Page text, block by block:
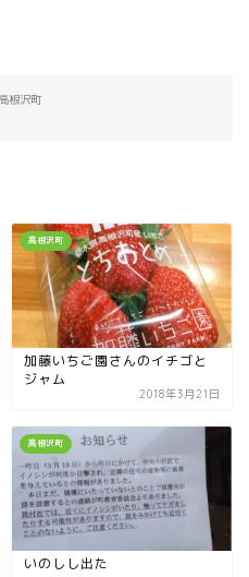
高根沢町
高根沢町
加藤いちご園さんのイチゴと
ジャム
2018年3月21日
高根沢町
いのしし出た